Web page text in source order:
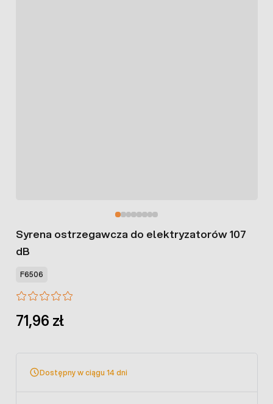
Syrena ostrzegawcza do elektryzatorów 107
dB
F6506
71,96 zł
Dostępny w ciągu 14 dni